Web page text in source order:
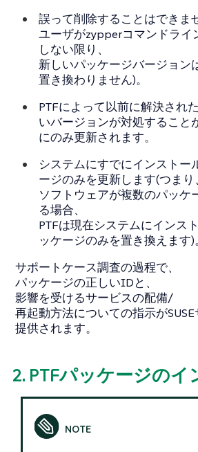
誤って削除することはできま
ユーザがzypperコマンドライ
しない限り、
新しいパッケージバージョン
置き換わりません)。
PTFによって以前に解決され
いバージョンが対処すること
にのみ更新されます。
システムにすでにインストー
ージのみを更新します(つまり、
ソフトウェアが複数のパッケ
る場合、
PTFは現在システムにインス
ッケージのみを置き換えます)。
サポートケース調査の過程で、
パッケージの正しいIDと、
影響を受けるサービスの配備/
再起動方法についての指示が
提供されます。
2. PTFパッケージのイ